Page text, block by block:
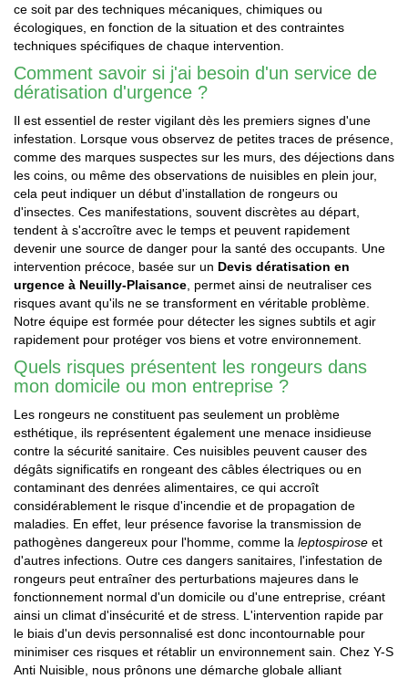
ce soit par des techniques mécaniques, chimiques ou
écologiques, en fonction de la situation et des contraintes
techniques spécifiques de chaque intervention.
Comment savoir si j'ai besoin d'un service de
dératisation d'urgence ?
Il est essentiel de rester vigilant dès les premiers signes d'une
infestation. Lorsque vous observez de petites traces de présence,
comme des marques suspectes sur les murs, des déjections dans
les coins, ou même des observations de nuisibles en plein jour,
cela peut indiquer un début d'installation de rongeurs ou
d'insectes. Ces manifestations, souvent discrètes au départ,
tendent à s'accroître avec le temps et peuvent rapidement
devenir une source de danger pour la santé des occupants. Une
intervention précoce, basée sur un Devis dératisation en
urgence à Neuilly-Plaisance, permet ainsi de neutraliser ces
risques avant qu'ils ne se transforment en véritable problème.
Notre équipe est formée pour détecter les signes subtils et agir
rapidement pour protéger vos biens et votre environnement.
Quels risques présentent les rongeurs dans
mon domicile ou mon entreprise ?
Les rongeurs ne constituent pas seulement un problème
esthétique, ils représentent également une menace insidieuse
contre la sécurité sanitaire. Ces nuisibles peuvent causer des
dégâts significatifs en rongeant des câbles électriques ou en
contaminant des denrées alimentaires, ce qui accroît
considérablement le risque d'incendie et de propagation de
maladies. En effet, leur présence favorise la transmission de
pathogènes dangereux pour l'homme, comme la leptospirose et
d'autres infections. Outre ces dangers sanitaires, l'infestation de
rongeurs peut entraîner des perturbations majeures dans le
fonctionnement normal d'un domicile ou d'une entreprise, créant
ainsi un climat d'insécurité et de stress. L'intervention rapide par
le biais d'un devis personnalisé est donc incontournable pour
minimiser ces risques et rétablir un environnement sain. Chez Y-S
Anti Nuisible, nous prônons une démarche globale alliant